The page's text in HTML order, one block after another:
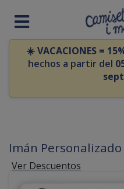
☀️VACACIONES =
hechos a partir del
Imán
Ver Descuentos